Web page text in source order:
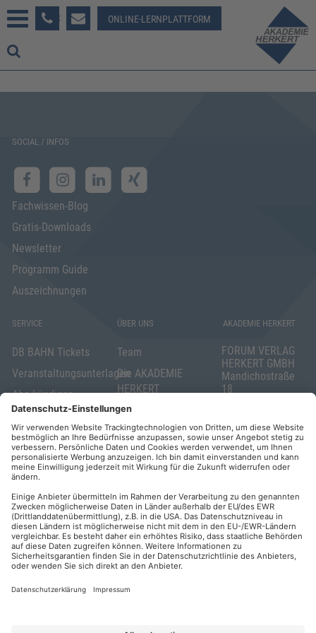
381-123 ONLINE-LERNPLATTFORM
SOCIAL / INFOS
Fachwissen-Blog
Gratis-Downloads
Newsletter
Programm Guide
Auszeichnungen
SERVICE
DB BAHN Tickets
Veranstaltungsunterlagen
Abo kündigen
Widerrufsrecht
für Verbraucher
Elektronischer
Geschäftsverkehr
ÜBER UNS
Team
Die AKADEMIE
HERKERT
FORUM VERLAG
HERKERT
Kontakt
AKADEMIE HERKERT
FORUM VERLAG
HERKERT GMBH
Mandichostraße
18
Telefon: +49
(0)8233 381-123
Telefax: +49
(0)8233 381-222
E-Mail:
herkert.de
Zahlung per
Rechnung